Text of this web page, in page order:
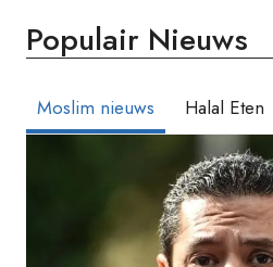
Populair Nieuws
Moslim nieuws Halal Eten